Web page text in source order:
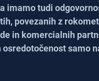
imamo tudi
povezanih z
in komercialnih
samo